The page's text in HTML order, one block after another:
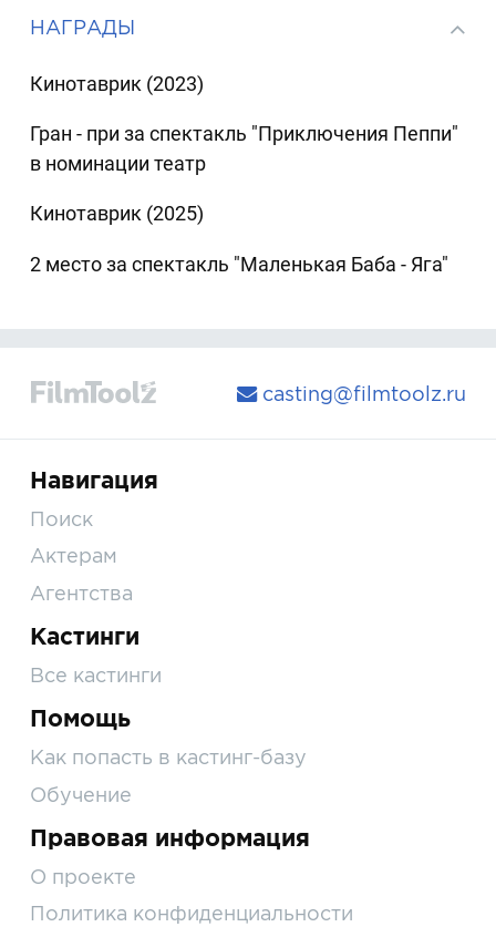
НАГРАДЫ
Кинотаврик (2023)
Гран - при за спектакль "Приключения Пеппи"
в номинации театр
Кинотаврик (2025)
2 место за спектакль "Маленькая Баба - Яга"
casting@filmtoolz.ru
Навигация
Поиск
Актерам
Агентства
Кастинги
Все кастинги
Помощь
Как попасть в кастинг-базу
Обучение
Правовая информация
О проекте
Политика конфиденциальности